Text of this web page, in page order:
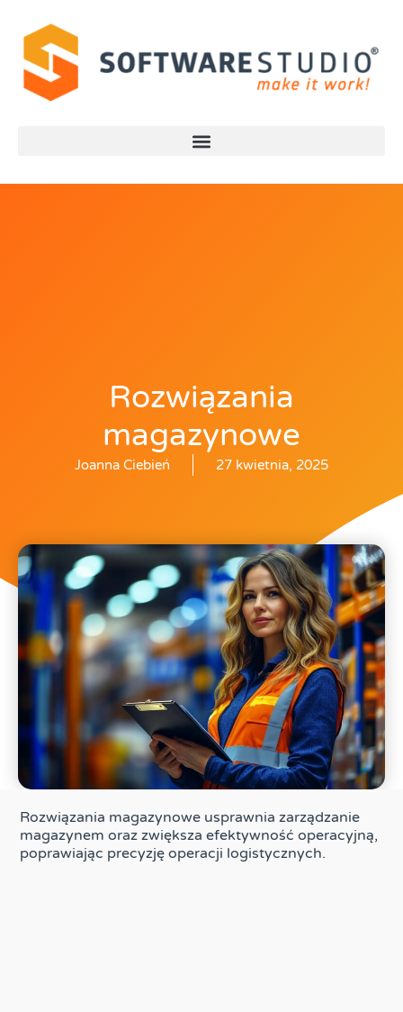
Rozwiązania
magazynowe
Joanna Ciebień 27 kwietnia, 2025
Rozwiązania magazynowe usprawnia zarządzanie
magazynem oraz zwiększa efektywność operacyjną,
poprawiając precyzję operacji logistycznych.